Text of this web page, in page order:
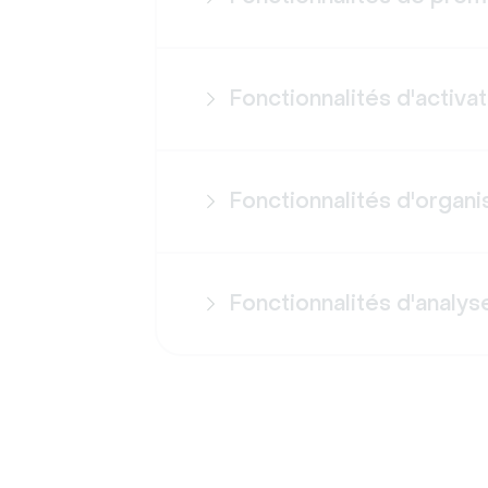
Fonctionnalités
Fonctionnalités
Fonctionnalités